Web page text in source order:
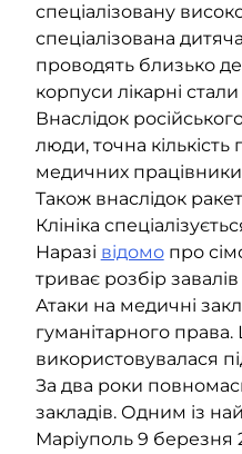
спеціалізовану
спеціалізована
проводять близько
корпуси лікарні
Внаслідок
люди, точна
медичних працівники
Також внаслідок
Клініка
Наразі відомопро
триває розбір
Атаки на медичні
гуманітарного
використовувалася
За два роки
закладів. Одним із
Маріуполь 9 березня